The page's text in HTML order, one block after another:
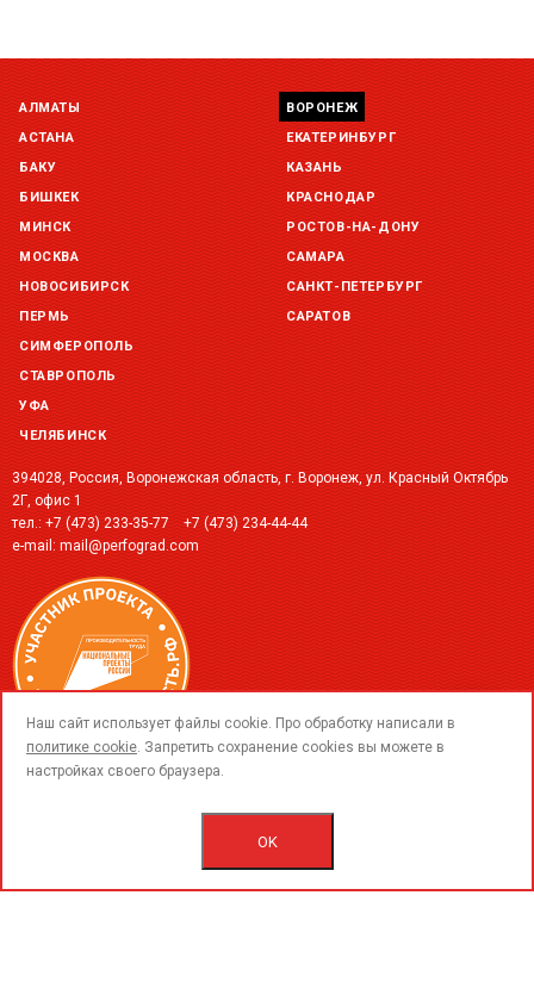
АЛМАТЫ
АСТАНА
БАКУ
БИШКЕК
ВОРОНЕЖ
ЕКАТЕРИНБУРГ
КАЗАНЬ
КРАСНОДАР
МИНСК
МОСКВА
НОВОСИБИРСК
ПЕРМЬ
РОСТОВ-НА-ДОНУ
САМАРА
САНКТ-ПЕТЕРБУРГ
САРАТОВ
СИМФЕРОПОЛЬ
СТАВРОПОЛЬ
УФА
ЧЕЛЯБИНСК
394028, Россия, Воронежская область, г. Воронеж, ул. Красный Октябрь
2Г, офис 1
тел.:+7 (473) 233-35-77
+7 (473) 234-44-44
e-mail:mail@perfograd.com
call
Наш сайт использует файлы cookie. Про обработку написали в
политике cookie. Запретить сохранение cookies вы можете в
настройках своего браузера.
OK